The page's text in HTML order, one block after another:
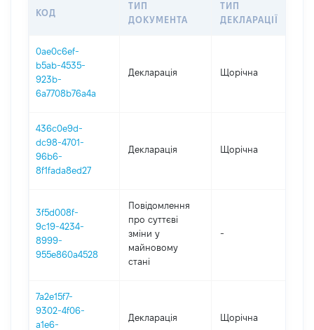
КОД
ТИП
ДОКУМЕНТА
ТИП
ДЕКЛАРАЦІЇ
0ae0c6ef-
b5ab-4535-
923b-
6a7708b76a4a
Декларація Щорічна
436c0e9d-
dc98-4701-
96b6-
8f1fada8ed27
Декларація Щорічна
3f5d008f-
9c19-4234-
8999-
955e860a4528
Повідомлення
про суттєві
зміни y
майновому
стані
-
7a2e15f7-
9302-4f06-
a1e6-
Декларація Щорічна